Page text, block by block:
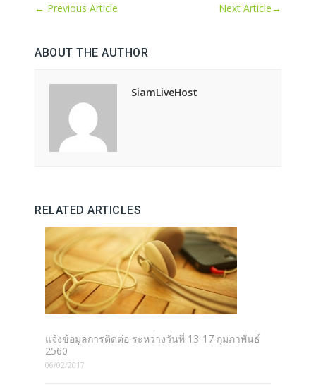
← Previous Article Next Article→
ABOUT THE AUTHOR
SiamLiveHost
RELATED ARTICLES
แจ้งข้อมูลการติดต่อ ระหว่างวันที่ 13-17 กุมภาพันธ์
2560
06/02/2017